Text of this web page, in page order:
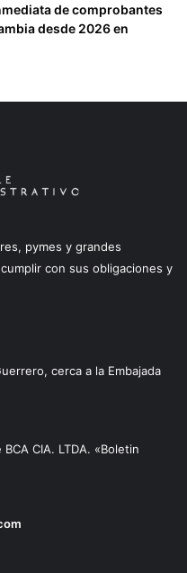
de comprobantes
desde 2026 en
pymes y grandes
con sus obligaciones y
cerca a la Embajada
CIA. LTDA. «Boletin